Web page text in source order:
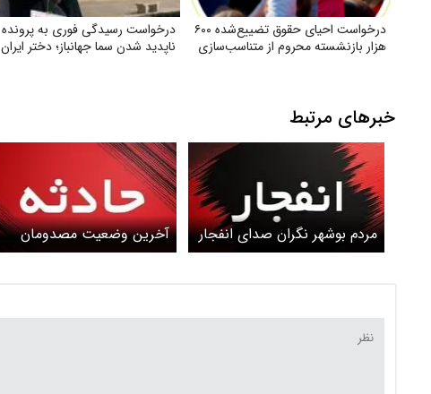
درخواست احیای حقوق تضییع‌شده ۶۰۰
هزار بازنشسته محروم از متناسب‌سازی
درخواست رسیدگی فوری به پرونده
ناپدید شدن سما جهانباز؛ دختر ایران
خبرهای مرتبط
مردم بوشهر نگران صدای انفجار
نشوند
آخرین وضعیت مصدومان
انفجار در واحد مسکونی در